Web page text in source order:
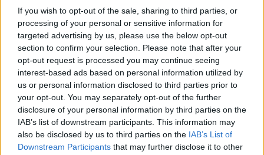
If you wish to opt-out of the sale, sharing to third parties, or
processing of your personal or sensitive information for
targeted advertising by us, please use the below opt-out
section to confirm your selection. Please note that after your
opt-out request is processed you may continue seeing
interest-based ads based on personal information utilized by
us or personal information disclosed to third parties prior to
your opt-out. You may separately opt-out of the further
disclosure of your personal information by third parties on the
IAB’s list of downstream participants. This information may
also be disclosed by us to third parties on the IAB’s List of
Downstream Participants that may further disclose it to other
τα Πρακτικά του Διεπιστημονικού Συνεδρίου «Ρένα
Κυριακού»
7 Αυγούστου, 2026
ΔΕΕΠ (ΝΟΔΕ) Ηρακλείου: Με έργα η κυβέρνηση Μητσοτάκη
οδηγεί την Κρήτη στο μέλλον
7 Αυγούστου, 2026
TRENDING